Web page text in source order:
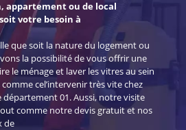
appartement ou de local
votre besoin à
que soit la nature du logement ou
la possibilité de vous offrir une
le ménage et laver les vitres au sein
cel’intervenir très vite chez
01. Aussi, notre visite
comme notre devis gratuit et nos
de